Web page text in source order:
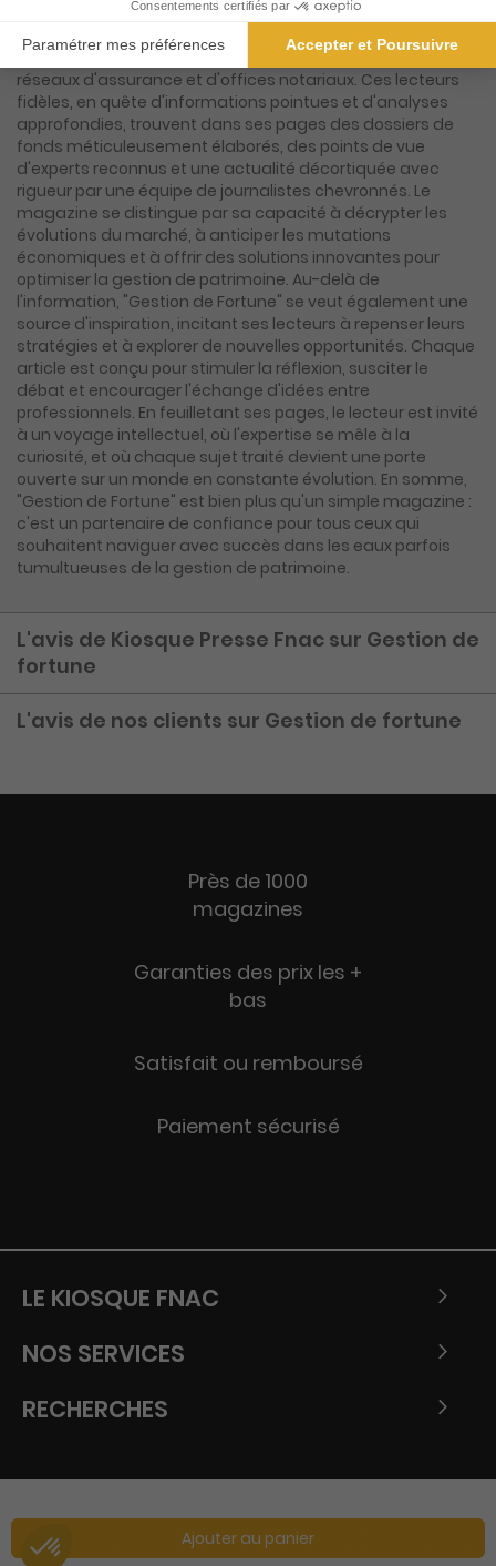
Ajouter au panier
tendances et les défis qui façonnent cet univers. "Gestion
de Fortune" s'adresse à un lectorat exigeant, composé de
spécialistes de la gestion privée, de family offices, de
réseaux d'assurance et d'offices notariaux. Ces lecteurs
fidèles, en quête d'informations pointues et d'analyses
approfondies, trouvent dans ses pages des dossiers de
fonds méticuleusement élaborés, des points de vue
d'experts reconnus et une actualité décortiquée avec
rigueur par une équipe de journalistes chevronnés. Le
magazine se distingue par sa capacité à décrypter les
évolutions du marché, à anticiper les mutations
économiques et à offrir des solutions innovantes pour
optimiser la gestion de patrimoine. Au-delà de
l'information, "Gestion de Fortune" se veut également une
source d'inspiration, incitant ses lecteurs à repenser leurs
stratégies et à explorer de nouvelles opportunités. Chaque
article est conçu pour stimuler la réflexion, susciter le
débat et encourager l'échange d'idées entre
professionnels. En feuilletant ses pages, le lecteur est invité
à un voyage intellectuel, où l'expertise se mêle à la
curiosité, et où chaque sujet traité devient une porte
ouverte sur un monde en constante évolution. En somme,
"Gestion de Fortune" est bien plus qu'un simple magazine :
c'est un partenaire de confiance pour tous ceux qui
souhaitent naviguer avec succès dans les eaux parfois
tumultueuses de la gestion de patrimoine.
L'avis de Kiosque Presse Fnac sur Gestion de
fortune
L'avis de nos clients sur Gestion de fortune
Près de 1000
magazines
Garanties des prix les +
bas
Satisfait ou remboursé
Paiement sécurisé
LE KIOSQUE FNAC
NOS SERVICES
RECHERCHES
Copyright © Tous droits réservés - Fnac 2026.